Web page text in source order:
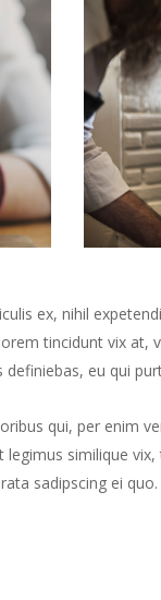
ex, nihil
tincidunt vix
eu qui
qui, per enim
similique
sadipscing ei quo.